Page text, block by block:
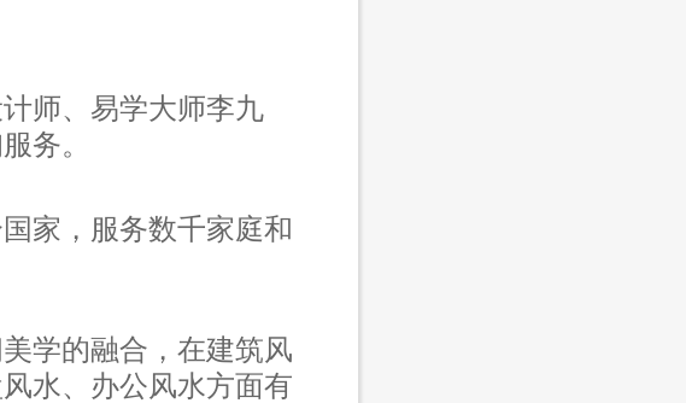
师、 易学大师李九
务。
家，服务数千家庭和
学的融合，在建筑风
水、办公风水方面有